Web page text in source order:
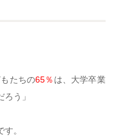
たちの65％ は、大学卒業
う」
。